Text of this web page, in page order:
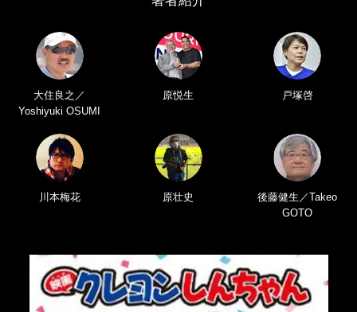
大住良之／
Yoshiyuki OSUMI
原悦生 戸塚啓
川本梅花 原壮史
後藤健生／Takeo
GOTO